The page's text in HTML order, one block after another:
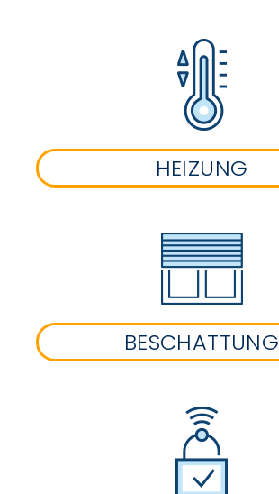
HEIZUNG
BESCHATTUNG